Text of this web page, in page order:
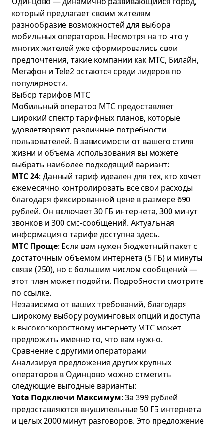
который предлагает своим жителям
разнообразие возможностей для выбора
мобильных операторов. Несмотря на то что у
многих жителей уже сформировались свои
предпочтения, такие компании как МТС, Билайн,
Мегафон и Tele2 остаются среди лидеров по
популярности.
Выбор тарифов МТС
Мобильный оператор МТС предоставляет
широкий спектр тарифных планов, которые
удовлетворяют различные потребности
пользователей. В зависимости от вашего стиля
жизни и объема использования вы можете
выбрать наиболее подходящий вариант:
МТС 24: Данный тариф идеален для тех, кто хочет
ежемесячно контролировать все свои расходы
благодаря фиксированной цене в размере 690
рублей. Он включает 30 ГБ интернета, 300 минут
звонков и 300 смс-сообщений. Актуальная
информация о тарифе доступна здесь.
МТС Проще: Если вам нужен бюджетный пакет с
достаточным объемом интернета (5 ГБ) и минуты
связи (250), но с большим числом сообщений —
этот план может подойти. Подробности смотрите
по ссылке.
Независимо от ваших требований, благодаря
широкому выбору роуминговых опций и доступа
к высокоскоростному интернету МТС может
предложить именно то, что вам нужно.
Сравнение с другими операторами
Анализируя предложения других крупных
операторов в Одинцово можно отметить
следующие выгодные варианты:
Yota Подключи Максимум: За 399 рублей
предоставляются внушительные 50 ГБ интернета
и целых 2000 минут разговоров. Это предложение